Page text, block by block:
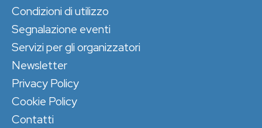
Condizioni di utilizzo
Segnalazione eventi
Servizi per gli organizzatori
Newsletter
Privacy Policy
Cookie Policy
Contatti